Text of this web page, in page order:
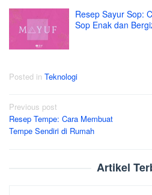
Resep Sayur Sop:
Sop Enak dan
Posted in Teknologi
Post
navigation
Previous post
Resep Tempe: Cara Membuat
Tempe Sendiri di Rumah
Artikel